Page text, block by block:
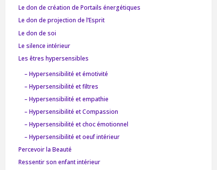
Le don de création de Portails énergétiques
Le don de projection de l’Esprit
Le don de soi
Le silence intérieur
Les êtres hypersensibles
– Hypersensibilité et émotivité
– Hypersensibilité et filtres
– Hypersensibilité et empathie
– Hypersensibilité et Compassion
– Hypersensibilité et choc émotionnel
– Hypersensibilité et oeuf intérieur
Percevoir la Beauté
Ressentir son enfant intérieur